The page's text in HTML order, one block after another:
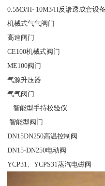
0.5M3/H~10M3/H反渗透成套设备
机械式气气阀门
高速阀门
CE100机械式阀门
ME100阀门
气源升压器
气气阀门
智能型手持校验仪
智能型阀门
DN15DN250高温控制阀
DN15-DN250电动阀
YCP31、YCPS31蒸汽电磁阀